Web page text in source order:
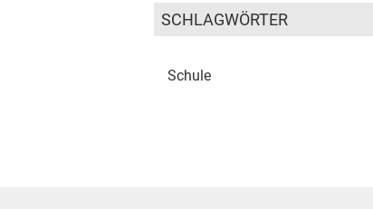
SCHLAGWÖRTER
Schule